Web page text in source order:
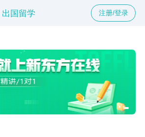
出国留学 注册/登录